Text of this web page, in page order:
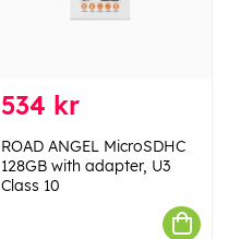
534 kr
ROAD ANGEL MicroSDHC
128GB with adapter, U3
Class 10